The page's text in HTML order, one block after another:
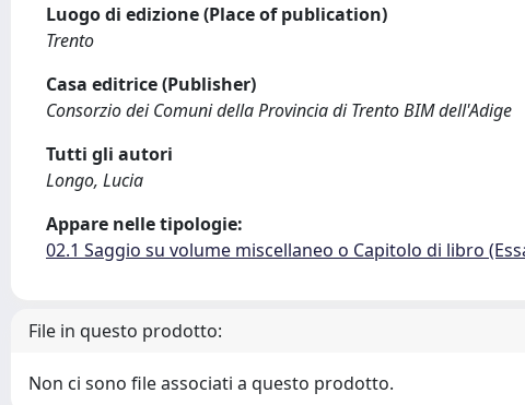
Luogo di edizione (Place of publication)
Trento
Casa editrice (Publisher)
Consorzio dei Comuni della Provincia di Trento BIM dell'Adige
Tutti gli autori
Longo, Lucia
Appare nelle tipologie:
02.1 Saggio su volume miscellaneo o Capitolo di libro
File in questo prodotto:
Non ci sono file associati a questo prodotto.